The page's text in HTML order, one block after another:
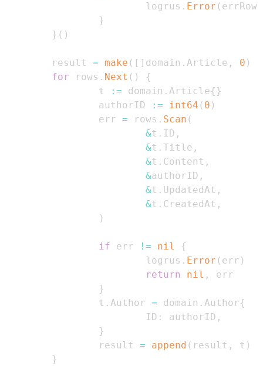
                        logrus
. Error ( errRow
}
} ( )
        result
= make ( [ ] domain . Article , 0 )
for rows . Next ( )
{
                t
:= domain . Article{ }
                authorID
:= int64 ( 0 )
                err
= rows . Scan (
&t . ID ,
&t . Title ,
&t . Content ,
&authorID ,
&t . UpdatedAt ,
&t . CreatedAt ,
)
if err != nil
{
                        logrus
. Error ( err )
return
nil ,
}
                t
. Author = domain . Author{
                        ID
: authorID ,
}
                result
= append ( result , t )
}